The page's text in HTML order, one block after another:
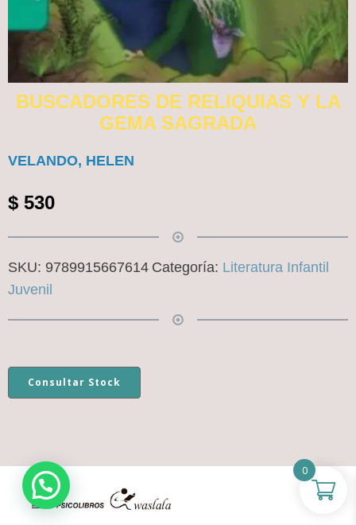
BUSCADORES DE RELIQUIAS Y LA
GEMA SAGRADA
VELANDO, HELEN
$ 530
SKU: 9789915667614 Categoría: Literatura Infantil
Juvenil
Consultar Stock
0